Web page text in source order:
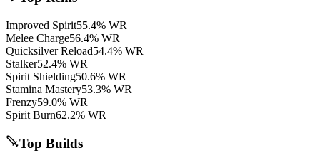
Improved Spirit55.4% WR
Melee Charge56.4% WR
Quicksilver Reload54.4% WR
Stalker52.4% WR
Spirit Shielding50.6% WR
Stamina Mastery53.3% WR
Frenzy59.0% WR
Spirit Burn62.2% WR
Top Builds